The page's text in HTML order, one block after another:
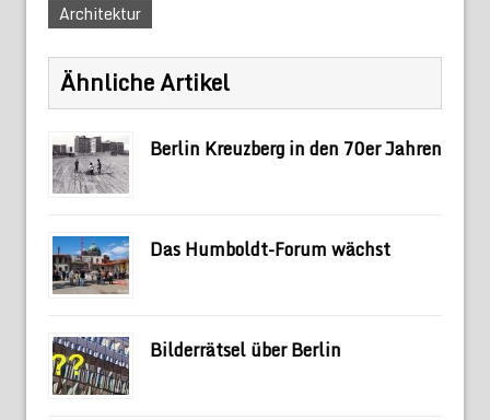
Architektur
Ähnliche Artikel
Berlin Kreuzberg in den 70er Jahren
Das Humboldt-Forum wächst
Bilderrätsel über Berlin